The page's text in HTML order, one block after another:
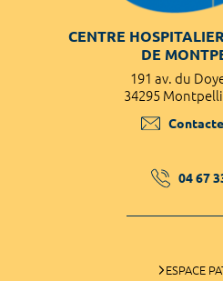
CENTRE
DE
191 av. du
34295
04 67
ESPACE